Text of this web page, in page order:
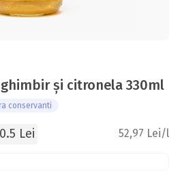
și citronela 330ml
conservanti
Lei 52,97 Lei/l